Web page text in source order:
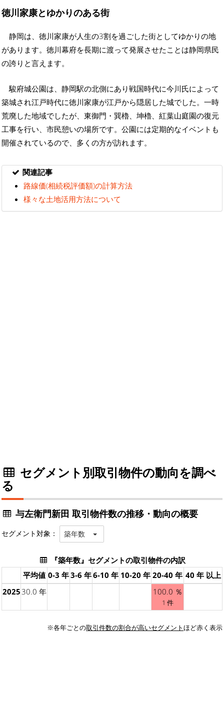
徳川家康とゆかりのある街
静岡は、徳川家康が人生の3割を過ごした街としてゆかりの地
があります。徳川幕府を長期に渡って発展させたことは静岡県民
の誇りと言えます。
駿府城公園は、静岡駅の北側にあり戦国時代に今川氏によって
築城され江戸時代に徳川家康が江戸から隠居した城でした。一時
荒廃した地域でしたが、東御門・巽櫓、坤櫓、紅葉山庭園の復元
工事を行い、市民憩いの場所です。公園には定期的なイベントも
開催されているので、多くの方が訪れます。
関連記事
路線価(相続税評価額)の計算方法
様々な土地活用方法について
セグメント別取引物件の動向を調べ
る
与左衛門新田 取引物件数の推移・動向の概要
セグメント対象： 築年数
『築年数』セグメントの取引物件の内訳
平均値 0-3 年3-6 年6-10 年 10-20 年 20-40 年 40 年 以上
2025 30.0 年 100.0 ％
1 件
※各年ごとの取引件数の割合が高いセグメントほど赤く表示